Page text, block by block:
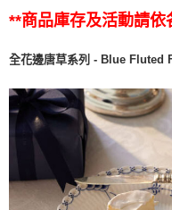
**商品庫存及活動請依
全花邊唐草系列 - Blue Fluted